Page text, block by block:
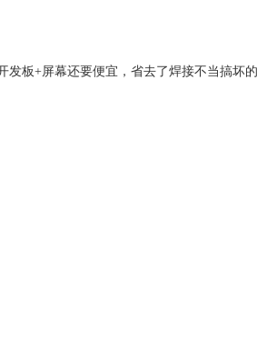
板+屏幕还要便宜，省去了焊接不当搞坏